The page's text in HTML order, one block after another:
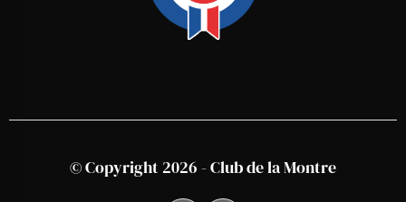
© Copyright 2026 - Club de la Montre